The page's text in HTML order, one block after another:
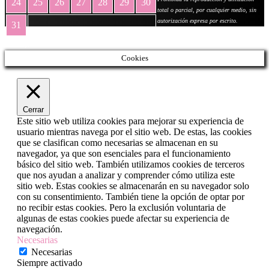
24 25 26 27 28 29 30
31
total o parcial, por cualquier medio, sin
autorización expresa por escrito.
Cookies
Cerrar
Este sitio web utiliza cookies para mejorar su experiencia de
usuario mientras navega por el sitio web. De estas, las cookies
que se clasifican como necesarias se almacenan en su
navegador, ya que son esenciales para el funcionamiento
básico del sitio web. También utilizamos cookies de terceros
que nos ayudan a analizar y comprender cómo utiliza este
sitio web. Estas cookies se almacenarán en su navegador solo
con su consentimiento. También tiene la opción de optar por
no recibir estas cookies. Pero la exclusión voluntaria de
algunas de estas cookies puede afectar su experiencia de
navegación.
Necesarias
Necesarias
Siempre activado